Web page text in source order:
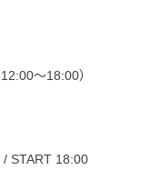
〜18:00）
START 18:00